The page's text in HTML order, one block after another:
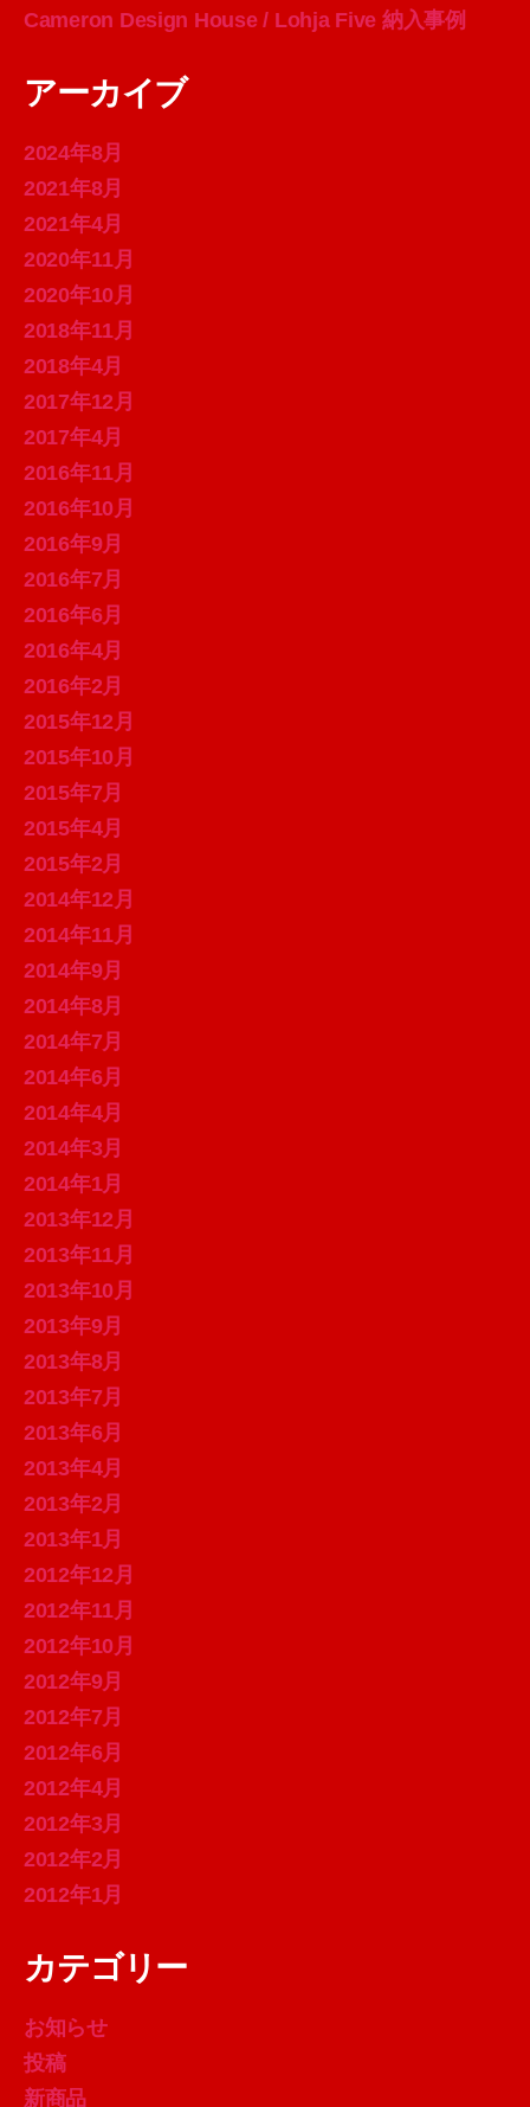
Cameron Design House / Lohja Five 納入事例
アーカイブ
2024年8月
2021年8月
2021年4月
2020年11月
2020年10月
2018年11月
2018年4月
2017年12月
2017年4月
2016年11月
2016年10月
2016年9月
2016年7月
2016年6月
2016年4月
2016年2月
2015年12月
2015年10月
2015年7月
2015年4月
2015年2月
2014年12月
2014年11月
2014年9月
2014年8月
2014年7月
2014年6月
2014年4月
2014年3月
2014年1月
2013年12月
2013年11月
2013年10月
2013年9月
2013年8月
2013年7月
2013年6月
2013年4月
2013年2月
2013年1月
2012年12月
2012年11月
2012年10月
2012年9月
2012年7月
2012年6月
2012年4月
2012年3月
2012年2月
2012年1月
カテゴリー
お知らせ
投稿
新商品